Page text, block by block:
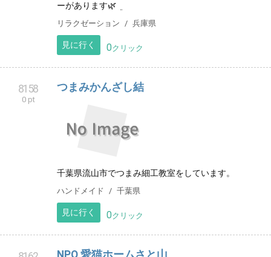
ーがあります🌿‬ ܸ
リラクゼーション 兵庫県
見に行く 0クリック
8158
0 pt
つまみかんざし結
千葉県流山市でつまみ細工教室をしています。
ハンドメイド 千葉県
見に行く 0クリック